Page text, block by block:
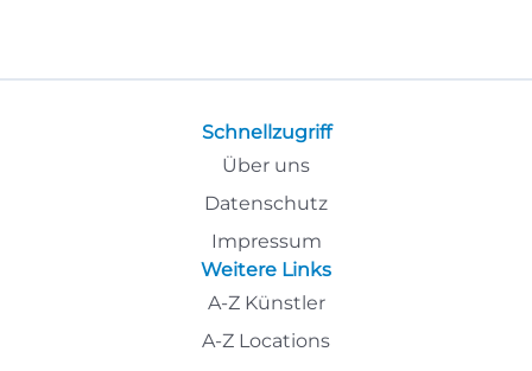
Schnellzugriff
Über uns
Datenschutz
Impressum
Weitere Links
A-Z Künstler
A-Z Locations